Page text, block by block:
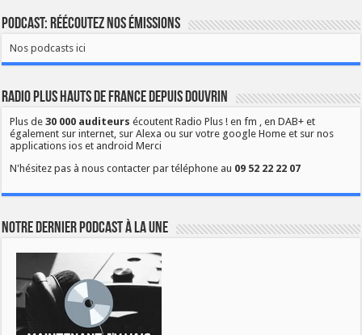
Podcast: Réécoutez nos émissions
Nos podcasts ici
Radio Plus Hauts de France depuis Douvrin
Plus de30 000 auditeurs écoutent Radio Plus ! en fm , en DAB+ et
également sur internet, sur Alexa ou sur votre google Home et sur nos
applications ios et android Merci
N'hésitez pas à nous contacter par téléphone au 09 52 22 22 07
Notre dernier podcast à la une